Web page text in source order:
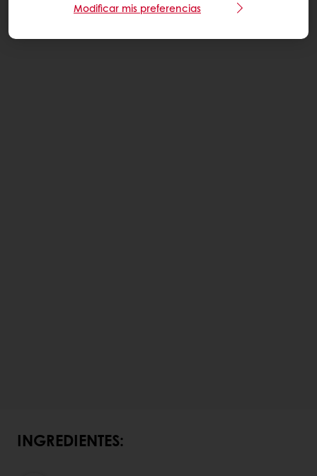
INGREDIENTES:
Modificar mis preferencias